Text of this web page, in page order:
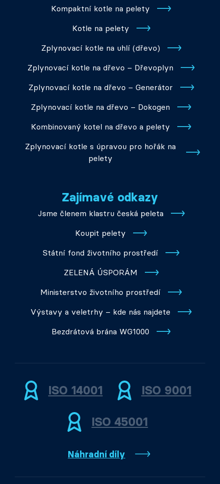
Kompaktní kotle na pelety
Kotle na pelety
Zplynovací kotle na uhlí (dřevo)
Zplynovací kotle na dřevo – Dřevoplyn
Zplynovací kotle na dřevo – Generátor
Zplynovací kotle na dřevo – Dokogen
Kombinovaný kotel na dřevo a pelety
Zplynovací kotle s úpravou pro hořák na
pelety
Zajímavé odkazy
Jsme členem klastru česká peleta
Koupit pelety
Státní fond životního prostředí
ZELENÁ ÚSPORÁM
Ministerstvo životního prostředí
Výstavy a veletrhy – kde nás najdete
Bezdrátová brána WG1000
ISO 14001 ISO 9001
ISO 45001
Náhradní díly